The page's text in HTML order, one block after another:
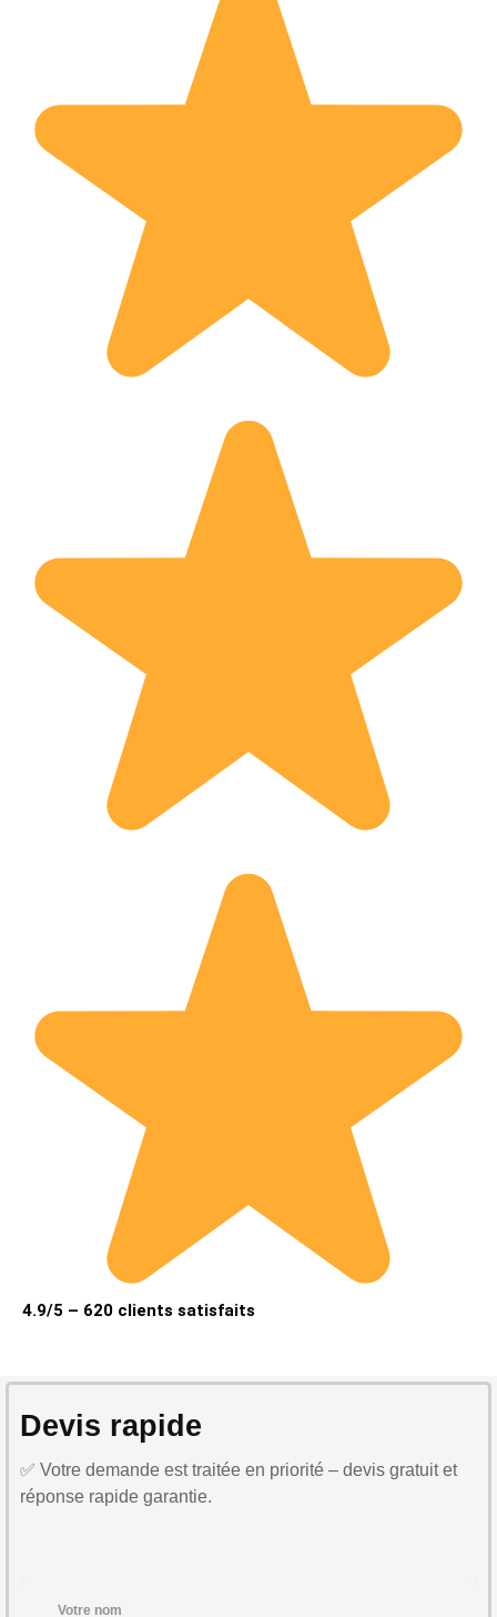
4.9/5 – 620 clients satisfaits
Devis rapide
✅ Votre demande est traitée en priorité – devis gratuit et
réponse rapide garantie.
Votre nom